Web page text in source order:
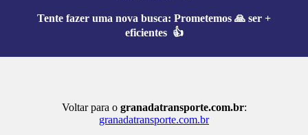
Tente fazer uma nova busca: Prometemos 🙏 ser +
eficientes 👍
Voltar para o granadatransporte.com.br:
granadatransporte.com.br